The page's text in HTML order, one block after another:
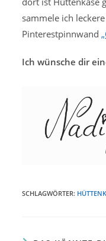
sammele ich
Pinterestpinnwand
Ich wünsche dir
SCHLAGWÖRTER: